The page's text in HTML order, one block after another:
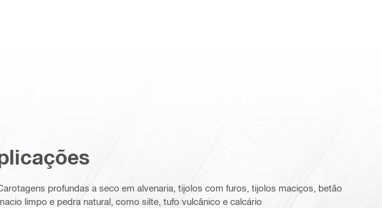
profundas a seco em alvenaria, tijolos com furos, tijolos maciços, betão
limpo e pedra natural, como silte, tufo vulcânico e calcário